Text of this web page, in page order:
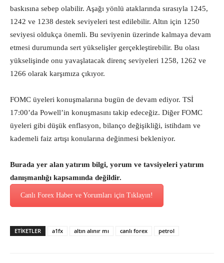
baskısına sebep olabilir. Aşağı yönlü ataklarında sırasıyla 1245,
1242 ve 1238 destek seviyeleri test edilebilir. Altın için 1250
seviyesi oldukça önemli. Bu seviyenin üzerinde kalmaya devam
etmesi durumunda sert yükselişler gerçekleştirebilir. Bu olası
yükselişinde onu yavaşlatacak direnç seviyeleri 1258, 1262 ve
1266 olarak karşımıza çıkıyor.
FOMC üyeleri konuşmalarına bugün de devam ediyor. TSİ
17:00’da Powell’in konuşmasını takip edeceğiz. Diğer FOMC
üyeleri gibi düşük enflasyon, bilanço değişikliği, istihdam ve
kademeli faiz artışı konularına değinmesi bekleniyor.
Burada yer alan yatırım bilgi, yorum ve tavsiyeleri yatırım
danışmanlığı kapsamında değildir.
Canlı Forex Haber ve Yorumları için Tıklayın!
ETİKETLER a1fx altın alınır mı canlı forex petrol